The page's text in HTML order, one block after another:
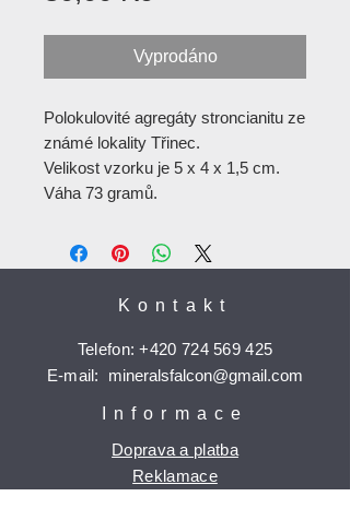
Vyprodáno
Polokulovité agregáty stroncianitu ze
známé lokality Třinec.
Velikost vzorku je 5 x 4 x 1,5 cm.
Váha 73 gramů.
Kontakt
Telefon:+420 724 569 425
E-mail: mineralsfalcon@gmail.com
Informace
Doprava a platba
Reklamace